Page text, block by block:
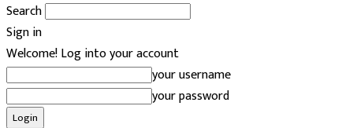
Search
Sign in
Welcome! Log into your account
your username
your password